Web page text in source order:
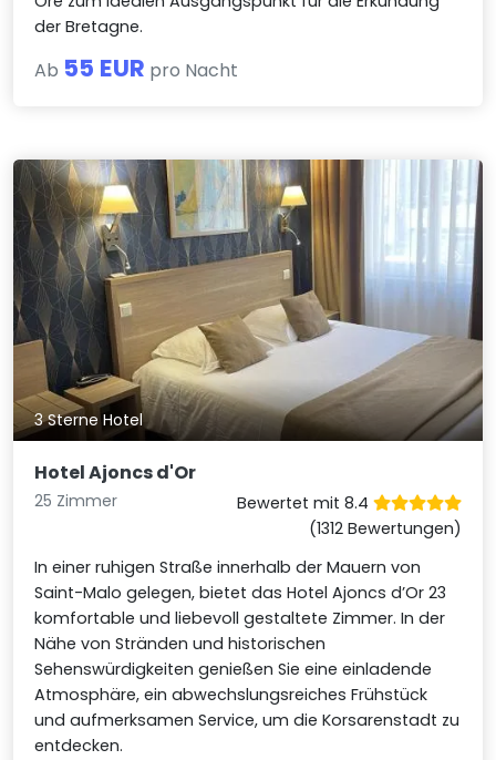
der Bretagne.
Ab 55 EUR pro Nacht
3 Sterne Hotel
Hotel Ajoncs d'Or
25 Zimmer
Bewertet mit 8.4
(1312 Bewertungen)
In einer ruhigen Straße innerhalb der Mauern von
Saint-Malo gelegen, bietet das Hotel Ajoncs d’Or 23
komfortable und liebevoll gestaltete Zimmer. In der
Nähe von Stränden und historischen
Sehenswürdigkeiten genießen Sie eine einladende
Atmosphäre, ein abwechslungsreiches Frühstück
und aufmerksamen Service, um die Korsarenstadt zu
entdecken.